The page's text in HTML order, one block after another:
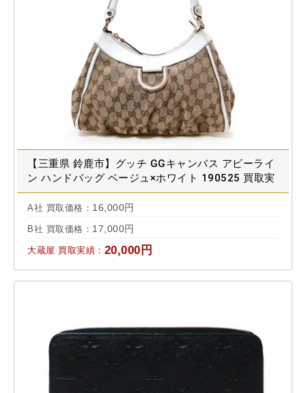
【三重県 鈴鹿市】グッチ GGキャンバス アビーライ
ン ハンドバッグ ベージュ×ホワイト 190525 買取実
績 2024.04
A社 買取価格： 16,000円
B社 買取価格： 17,000円
大蔵屋 買取実績： 20,000円